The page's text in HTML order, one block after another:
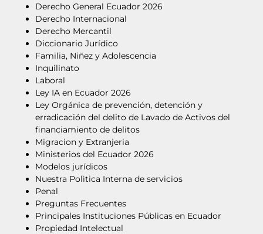
Derecho General Ecuador 2026
Derecho Internacional
Derecho Mercantil
Diccionario Jurídico
Familia, Niñez y Adolescencia
Inquilinato
Laboral
Ley IA en Ecuador 2026
Ley Orgánica de prevención, detención y
erradicación del delito de Lavado de Activos del
financiamiento de delitos
Migracion y Extranjeria
Ministerios del Ecuador 2026
Modelos jurídicos
Nuestra Polìtica Interna de servicios
Penal
Preguntas Frecuentes
Principales Instituciones Públicas en Ecuador
Propiedad Intelectual